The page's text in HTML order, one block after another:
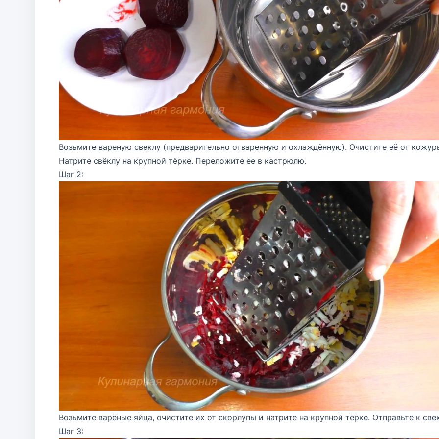
Возьмите вареную свеклу (предварительно отваренную и охлаждённую). Очистите её от
Натрите свёклу на крупной тёрке. Переложите ее в кастрюлю.
Шаг 2:
Возьмите варёные яйца, очистите их от скорлупы и натрите на крупной тёрке. Отправьте к
Шаг 3: